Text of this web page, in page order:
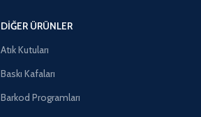
DIĞER ÜRÜNLER
Atık Kutuları
Baskı Kafaları
Barkod Programları